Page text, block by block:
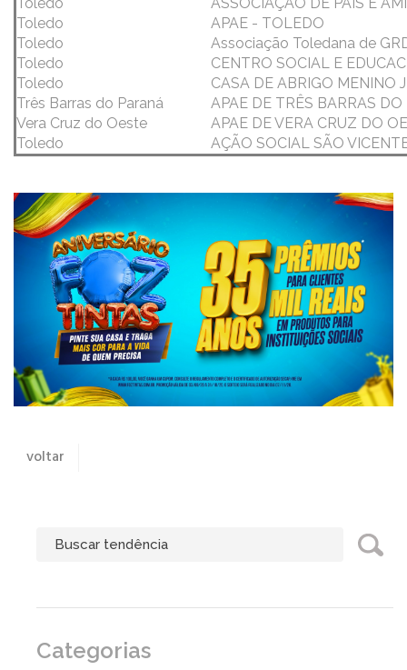
Toledo
APAE - TOLEDO
Toledo
Associação Toledana de
Toledo
CENTRO SOCIAL E
Toledo
CASA DE ABRIGO MENINO
Três Barras do Paraná
APAE DE TRÊS BARRAS DO
Vera Cruz do Oeste
APAE DE VERA CRUZ DO
Toledo
AÇÃO SOCIAL SÃO
voltar
Categorias